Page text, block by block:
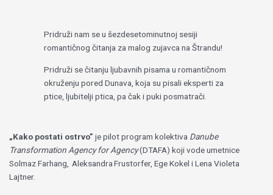
Pridruži nam se u šezdesetominutnoj sesiji
romantičnog čitanja za malog zujavca na Štrandu!
Pridruži se čitanju ljubavnih pisama u romantičnom
okruženju pored Dunava, koja su pisali eksperti za
ptice, ljubitelji ptica, pa čak i puki posmatrači.
„Kako postati ostrvo” je pilot program kolektiva Danube
Transformation Agency for Agency(DTAFA) koji vode umetnice
Solmaz Farhang, Aleksandra Frustorfer, Ege Kokel i Lena Violeta
Lajtner.